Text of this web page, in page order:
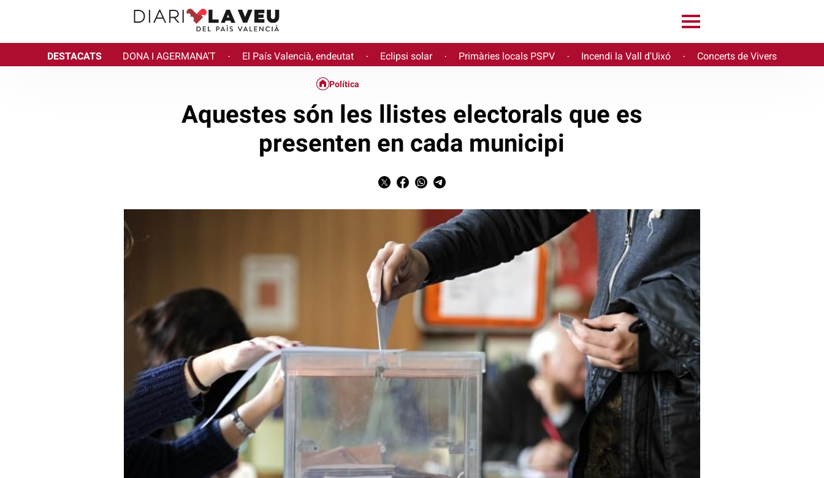
DESTACATS DONA I AGERMANA'T · El País Valencià, endeutat · Eclipsi solar · Primàries locals PSPV · Incendi la Vall d'Uixó · Concerts de Vivers
Política
Aquestes són les llistes electorals que es
presenten en cada municipi